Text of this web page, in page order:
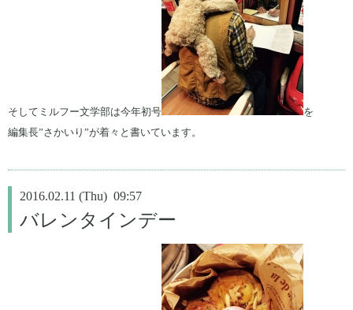
そしてミルフー文学部は今年初号
を
編集長”さかいり”が着々と書いています。
2016.02.11 (Thu) 09:57
バレンタインデー